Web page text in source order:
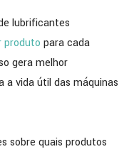
lubrificantes
produto para cada
gera melhor
a vida útil das máquinas
sobre quais produtos